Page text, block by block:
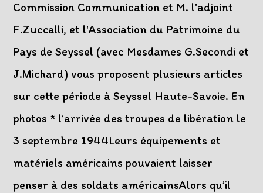
Commission Communication et M. l'adjoint
F.Zuccalli, et l'Association du Patrimoine du
Pays de Seyssel (avec Mesdames G.Secondi et
J.Michard) vous proposent plusieurs articles
sur cette période à Seyssel Haute-Savoie. En
photos * l’arrivée des troupes de libération le
3 septembre 1944Leurs équipements et
matériels américains pouvaient laisser
penser à des soldats américainsAlors qu’il